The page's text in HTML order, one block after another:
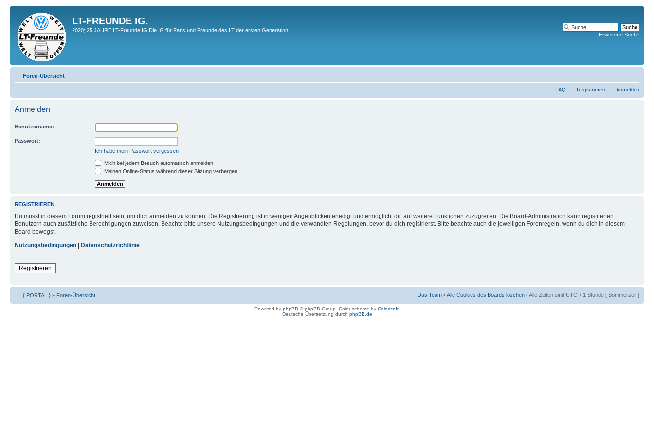
LT-FREUNDE IG.
2020; 25 JAHRE LT-Freunde IG.Die IG für Fans und Freunde des LT der ersten Generation.
Erweiterte Suche
Foren-Übersicht
FAQ Registrieren Anmelden
Anmelden
Benutzername:
Passwort:
Ich habe mein Passwort vergessen
Mich bei jedem Besuch automatisch anmelden
Meinen Online-Status während dieser Sitzung verbergen
REGISTRIEREN
Du musst in diesem Forum registriert sein, um dich anmelden zu können. Die Registrierung ist in wenigen Augenblicken erledigt und ermöglicht dir, auf weitere Funktionen zuzugreifen. Die Board-Administration kann registrierten
Benutzern auch zusätzliche Berechtigungen zuweisen. Beachte bitte unsere Nutzungsbedingungen und die verwandten Regelungen, bevor du dich registrierst. Bitte beachte auch die jeweiligen Forenregeln, wenn du dich in diesem
Board bewegst.
Nutzungsbedingungen | Datenschutzrichtlinie
Registrieren
{ PORTAL } » Foren-Übersicht Das Team • Alle Cookies des Boards löschen • Alle Zeiten sind UTC + 1 Stunde [ Sommerzeit ]
Powered by phpBB © phpBB Group. Color scheme by ColorizeIt.
Deutsche Übersetzung durch phpBB.de